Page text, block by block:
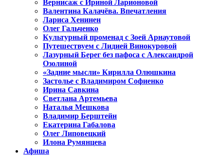
Вернисаж с Ириной Ларионовой
Валентина Калачёва. Впечатления
Лариса Хенинен
Олег Гальченко
Культурный променад с Зоей Арнаутовой
Путешествуем с Лидией Винокуровой
Лазурный Берег без пафоса с Александрой
Озолиной
«Задние мысли» Кирилла Олюшкина
Застолье с Владимиром Софиенко
Ирина Савкина
Светлана Артемьева
Наталья Мешкова
Владимир Берштейн
Екатерина Габалова
Олег Липовецкий
Илона Румянцева
Афиша